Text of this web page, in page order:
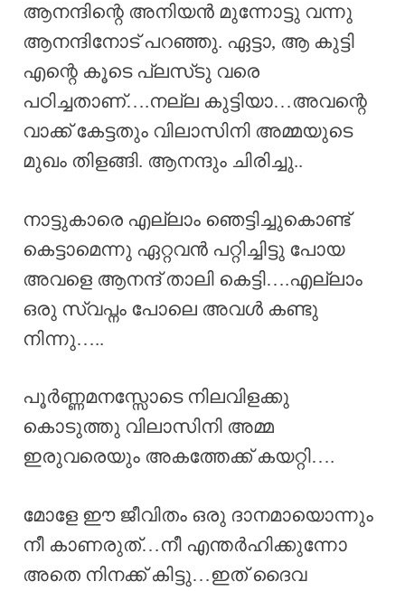
ആനന്ദിന്റെ അനിയൻ മുന്നോട്ടു വന്നു
ആനന്ദിനോട് പറഞ്ഞു. ഏട്ടാ, ആ കുട്ടി
എന്റെ കൂടെ പ്ലസ്‌ടു വരെ
പഠിച്ചതാണ്….നല്ല കുട്ടിയാ…അവന്റെ
വാക്ക് കേട്ടതും വിലാസിനി അമ്മയുടെ
മുഖം തിളങ്ങി. ആനന്ദും ചിരിച്ചു..
നാട്ടുകാരെ എല്ലാം ഞെട്ടിച്ചുകൊണ്ട്
കെട്ടാമെന്നു ഏറ്റവൻ പറ്റിച്ചിട്ടു പോയ
അവളെ ആനന്ദ് താലി കെട്ടി….എല്ലാം
ഒരു സ്വപ്നം പോലെ അവൾ കണ്ടു
നിന്നു…..
പൂർണ്ണമനസ്സോടെ നിലവിളക്കു
കൊടുത്തു വിലാസിനി അമ്മ
ഇരുവരെയും അകത്തേക്ക് കയറ്റി….
മോളേ ഈ ജീവിതം ഒരു ദാനമായൊന്നും
നീ കാണരുത്…നീ എന്തർഹിക്കുന്നോ
അതെ നിനക്ക് കിട്ടു…ഇത് ദൈവ